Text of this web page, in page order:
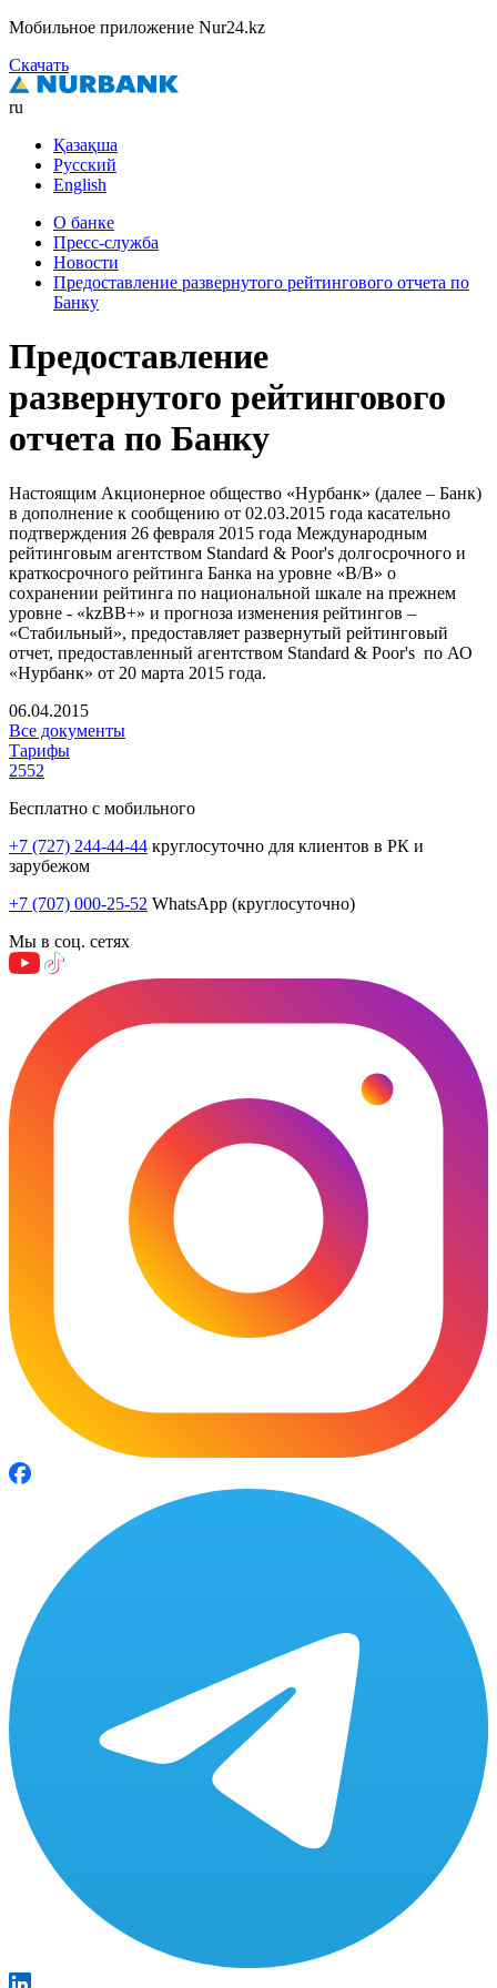
Мобильное приложение Nur24.kz
Скачать
ru
Қазақша
Русский
English
О банке
Пресс-служба
Новости
Предоставление развернутого рейтингового отчета по
Банку
Предоставление
развернутого рейтингового
отчета по Банку
Настоящим Акционерное общество «Нурбанк» (далее – Банк)
в дополнение к сообщению от 02.03.2015 года касательно
подтверждения 26 февраля 2015 года Международным
рейтинговым агентством Standard & Poor's долгосрочного и
краткосрочного рейтинга Банка на уровне «В/В» о
сохранении рейтинга по национальной шкале на прежнем
уровне - «kzBВ+» и прогноза изменения рейтингов –
«Стабильный», предоставляет развернутый рейтинговый
отчет, предоставленный агентством Standard & Poor's по АО
«Нурбанк» от 20 марта 2015 года.
06.04.2015
Все документы
Тарифы
2552
Бесплатно с мобильного
+7 (727) 244-44-44 круглосуточно для клиентов в РК и
зарубежом
+7 (707) 000-25-52 WhatsApp (круглосуточно)
Мы в соц. сетях